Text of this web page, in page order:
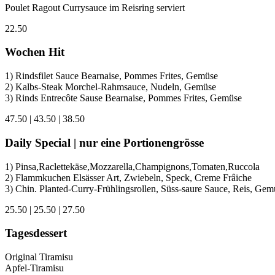
Poulet Ragout Currysauce im Reisring serviert
22.50
Wochen Hit
1) Rindsfilet Sauce Bearnaise, Pommes Frites, Gemüse
2) Kalbs-Steak Morchel-Rahmsauce, Nudeln, Gemüse
3) Rinds Entrecôte Sause Bearnaise, Pommes Frites, Gemüse
47.50 | 43.50 | 38.50
Daily Special | nur eine Portionengrösse
1) Pinsa,Raclettekäse,Mozzarella,Champignons,Tomaten,Ruccola
2) Flammkuchen Elsässer Art, Zwiebeln, Speck, Creme Frâiche
3) Chin. Planted-Curry-Frühlingsrollen, Süss-saure Sauce, Reis,
25.50 | 25.50 | 27.50
Tagesdessert
Original Tiramisu
Apfel-Tiramisu